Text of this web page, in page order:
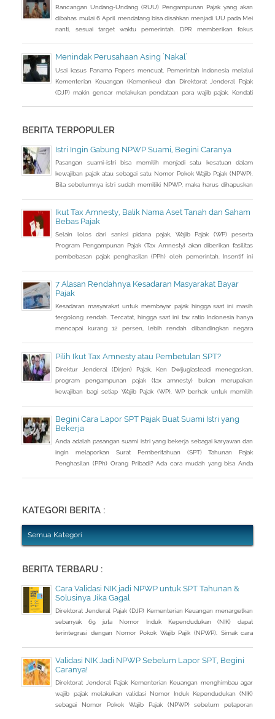
Rancangan Undang-Undang (RUU) Pengampunan Pajak yang akan
dibahas mulai 6 April mendatang bisa disahkan menjadi UU pada Mei
nanti, sesuai target waktu pemerintah. DPR memberikan fokus
Menindak Perusahaan Asing `Nakal`
Usai kasus Panama Papers mencuat, Pemerintah Indonesia melalui
Kementerian Keuangan (Kemenkeu) dan Direktorat Jenderal Pajak
(DJP) makin gencar melakukan pendataan para wajib pajak. Kendati
meminta DJP menindak tegas perusahaan atau wajib pajak kategori
BERITA TERPOPULER
Istri Ingin Gabung NPWP Suami, Begini Caranya
Pasangan suami-istri bisa memilih menjadi satu kesatuan dalam
kewajiban pajak atau sebagai satu Nomor Pokok Wajib Pajak (NPWP).
Bila sebelumnya istri sudah memiliki NPWP, maka harus dihapuskan
Ikut Tax Amnesty, Balik Nama Aset Tanah dan Saham
Bebas Pajak
Selain lolos dari sanksi pidana pajak, Wajib Pajak (WP) peserta
Program Pengampunan Pajak (Tax Amnesty) akan diberikan fasilitas
pembebasan pajak penghasilan (PPh) oleh pemerintah. Insentif ini
7 Alasan Rendahnya Kesadaran Masyarakat Bayar
Pajak
Kesadaran masyarakat untuk membayar pajak hingga saat ini masih
tergolong rendah. Tercatat, hingga saat ini tax ratio Indonesia hanya
mencapai kurang 12 persen, lebih rendah dibandingkan negara
Pilih Ikut Tax Amnesty atau Pembetulan SPT?
Direktur Jenderal (Dirjen) Pajak, Ken Dwijugiasteadi menegaskan,
program pengampunan pajak (tax amnesty) bukan merupakan
kewajiban bagi setiap Wajib Pajak (WP). WP berhak untuk memilih
pengusutan nilai wajar harta.
Begini Cara Lapor SPT Pajak Buat Suami Istri yang
Bekerja
Anda adalah pasangan suami istri yang bekerja sebagai karyawan dan
ingin melaporkan Surat Pemberitahuan (SPT) Tahunan Pajak
Penghasilan (PPh) Orang Pribadi? Ada cara mudah yang bisa Anda
suami atau istri
KATEGORI BERITA :
Semua Kategori
BERITA TERBARU :
Cara Validasi NIK jadi NPWP untuk SPT Tahunan &
Solusinya Jika Gagal
Direktorat Jenderal Pajak (DJP) Kementerian Keuangan menargetkan
sebanyak 69 juta Nomor Induk Kependudukan (NIK) dapat
terintegrasi dengan Nomor Pokok Wajib Pajik (NPWP). Simak cara
total target yang baru terintegrasi. Melalui integrasi, nantinya
pelayanan dapat lebih
Validasi NIK Jadi NPWP Sebelum Lapor SPT, Begini
Caranya!
Direktorat Jenderal Pajak Kementerian Keuangan menghimbau agar
wajib pajak melakukan validasi Nomor Induk Kependudukan (NIK)
sebagai Nomor Pokok Wajib Pajak (NPWP) sebelum pelaporan